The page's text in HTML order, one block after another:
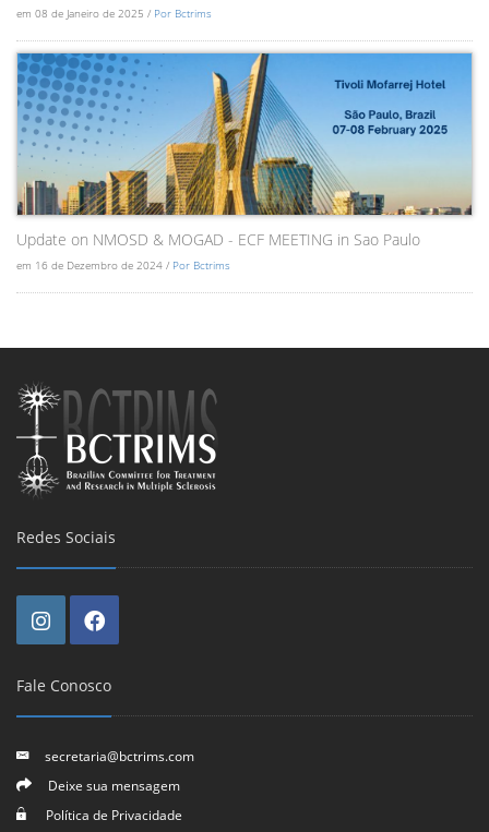
em 08 de Janeiro de 2025 / Por Bctrims
Update on NMOSD & MOGAD - ECF MEETING in Sao Paulo
em 16 de Dezembro de 2024 / Por Bctrims
Redes Sociais
Fale Conosco
secretaria@bctrims.com
Deixe sua mensagem
Política de Privacidade